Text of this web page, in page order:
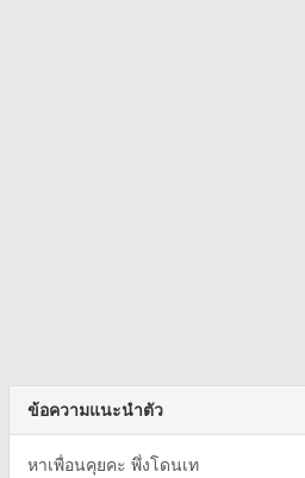
ข้อความแนะนำตัว
หาเพื่อนคุยคะ พึ่งโดนเท